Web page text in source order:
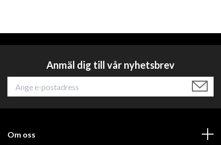
Anmäl dig till vår nyhetsbrev
Om oss